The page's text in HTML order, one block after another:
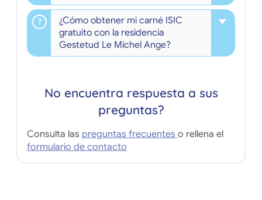
¿Cómo obtener mi carné ISIC
gratuito con la residencia
Gestetud Le Michel Ange?
No encuentra respuesta a sus
preguntas?
Consulta las preguntas frecuentes o rellena el
formulario de contacto